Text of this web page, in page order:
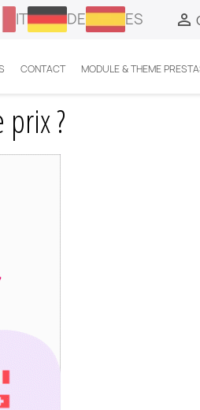
IT DE ES 
CONTACT MODULE & THEME
?